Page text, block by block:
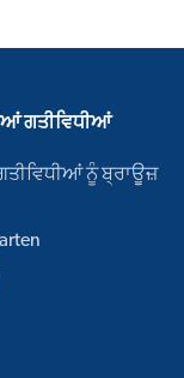
ਗਤੀਵਿਧੀਆਂ
ਨੂੰ ਬ੍ਰਾਊਜ਼